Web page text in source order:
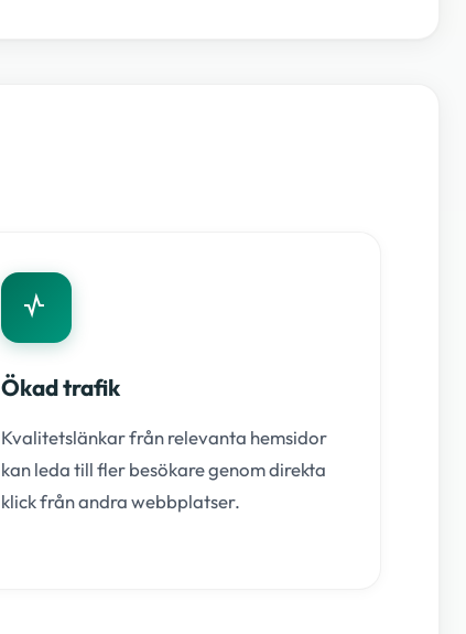
Ökad trafik
Kvalitetslänkar från relevanta hemsidor
kan leda till fler besökare genom direkta
klick från andra webbplatser.